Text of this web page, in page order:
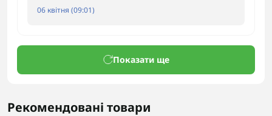
06 квітня (09:01)
Показати ще
Рекомендовані товари